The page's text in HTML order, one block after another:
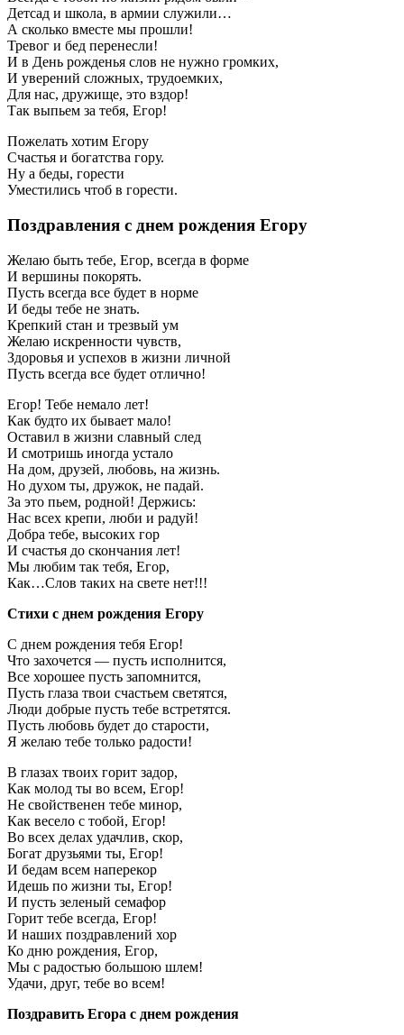
Детсад и школа, в армии служили…
А сколько вместе мы прошли!
Тревог и бед перенесли!
И в День рожденья слов не нужно громких,
И уверений сложных, трудоемких,
Для нас, дружище, это вздор!
Так выпьем за тебя, Егор!
Пожелать хотим Егору
Счастья и богатства гору.
Ну а беды, горести
Уместились чтоб в горести.
Поздравления с днем рождения Егору
Желаю быть тебе, Егор, всегда в форме
И вершины покорять.
Пусть всегда все будет в норме
И беды тебе не знать.
Крепкий стан и трезвый ум
Желаю искренности чувств,
Здоровья и успехов в жизни личной
Пусть всегда все будет отлично!
Егор! Тебе немало лет!
Как будто их бывает мало!
Оставил в жизни славный след
И смотришь иногда устало
На дом, друзей, любовь, на жизнь.
Но духом ты, дружок, не падай.
За это пьем, родной! Держись:
Нас всех крепи, люби и радуй!
Добра тебе, высоких гор
И счастья до скончания лет!
Мы любим так тебя, Егор,
Как…Слов таких на свете нет!!!
Стихи с днем рождения Егору
С днем рождения тебя Егор!
Что захочется — пусть исполнится,
Все хорошее пусть запомнится,
Пусть глаза твои счастьем светятся,
Люди добрые пусть тебе встретятся.
Пусть любовь будет до старости,
Я желаю тебе только радости!
В глазах твоих горит задор,
Как молод ты во всем, Егор!
Не свойственен тебе минор,
Как весело с тобой, Егор!
Во всех делах удачлив, скор,
Богат друзьями ты, Егор!
И бедам всем наперекор
Идешь по жизни ты, Егор!
И пусть зеленый семафор
Горит тебе всегда, Егор!
И наших поздравлений хор
Ко дню рождения, Егор,
Мы с радостью большою шлем!
Удачи, друг, тебе во всем!
Поздравить Егора с днем рождения